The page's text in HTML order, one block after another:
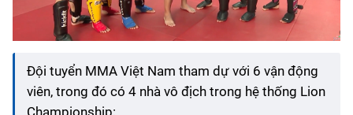
Đội tuyển MMA Việt Nam tham dự với 6 vận động
viên, trong đó có 4 nhà vô địch trong hệ thống Lion
Championship: